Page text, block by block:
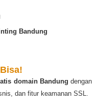
Bandung
domain Bandung dengan
dan fitur keamanan SSL.